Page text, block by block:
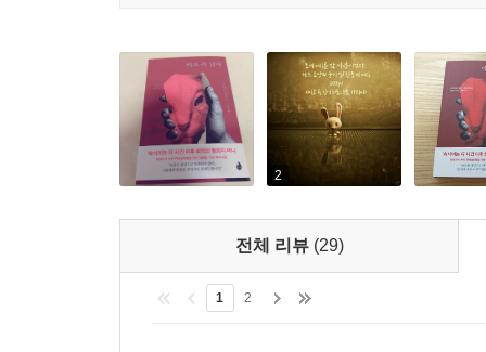
『미로 속 남자』에는 크게 두 가지 이야기 축
손상되어 돌아온 사만타는 프로파일러 그린
진행되는 데서 생기는 긴장감과 점점 드러나는
마지막 장을 넘길 때까지 도중에 멈추는 것은 불
"사람들은 놈들이 괴물이라는 걸 모릅니다. 그래
놈들이 탐정님이나 저처럼 평범한 사람이라고 여
-『미로 속 남자』 중에서
2
전체 리뷰 (29)
1 2